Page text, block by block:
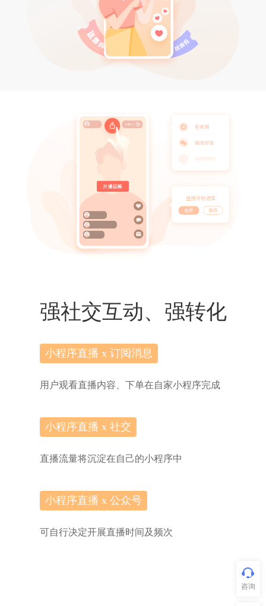
强社交互动、强转化
小程序直播 x 订阅消息
用户观看直播内容、下单在自家小程序完成
小程序直播 x 社交
直播流量将沉淀在自己的小程序中
小程序直播 x 公众号
可自行决定开展直播时间及频次